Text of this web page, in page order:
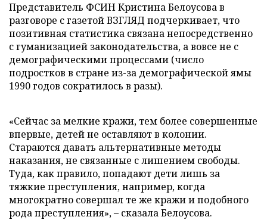
Представитель ФСИН Кристина Белоусова в
разговоре с газетой ВЗГЛЯД подчеркивает, что
позитивная статистика связана непосредственно
с гуманизацией законодательства, а вовсе не с
демографическими процессами (число
подростков в стране из-за демографической ямы
1990 годов сократилось в разы).
«Сейчас за мелкие кражи, тем более совершенные
впервые, детей не оставляют в колонии.
Стараются давать альтернативные методы
наказания, не связанные с лишением свободы.
Туда, как правило, попадают дети лишь за
тяжкие преступления, например, когда
многократно совершал те же кражи и подобного
рода преступления», – сказала Белоусова.